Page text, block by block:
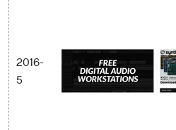
2016-
5